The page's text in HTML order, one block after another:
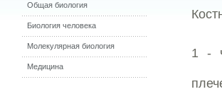
1 -
Общая биология
Биология человека
Молекулярная биология
Медицина